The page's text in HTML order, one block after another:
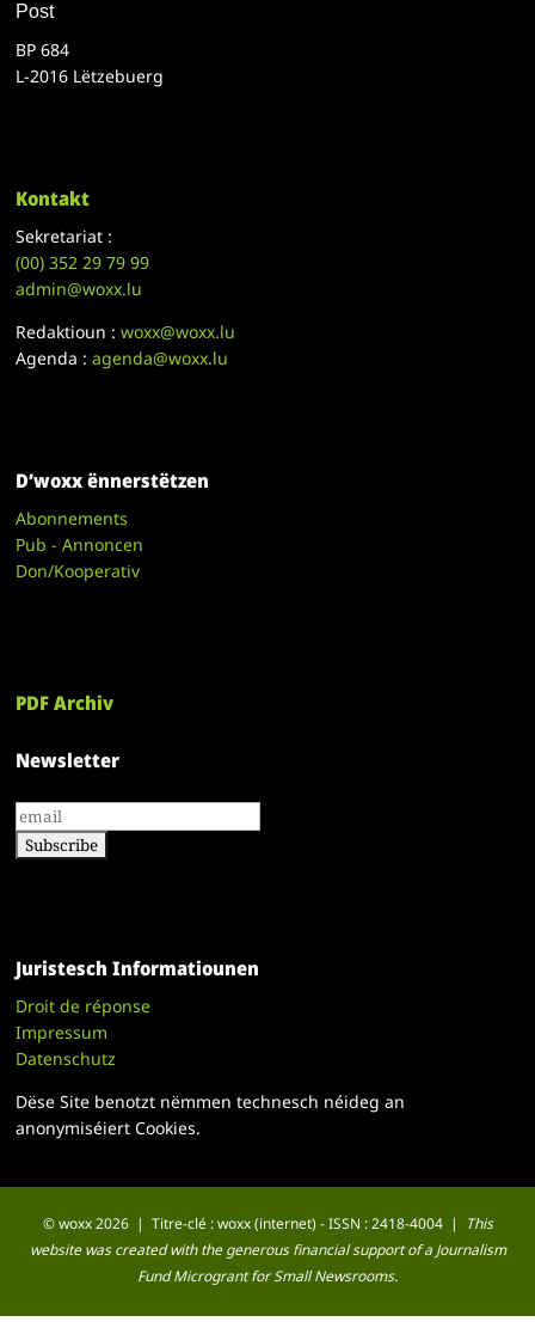
Post
BP 684
L-2016 Lëtzebuerg
Kontakt
Sekretariat :
(00)352 29 79 99
admin@woxx.lu
Redaktioun :woxx@woxx.lu
Agenda :agenda@woxx.lu
D’woxx ënnerstëtzen
Abonnements
Pub - Annoncen
Don/Kooperativ
PDF Archiv
Newsletter
Juristesch Informatiounen
Droit de réponse
Impressum
Datenschutz
Dëse Site benotzt nëmmen technesch néideg an
anonymiséiert Cookies.
© woxx 2026 | Titre-clé : woxx (internet) - ISSN : 2418-4004 |
This
website was created with the generous financial support of a Journalism
Fund Microgrant for Small Newsrooms.